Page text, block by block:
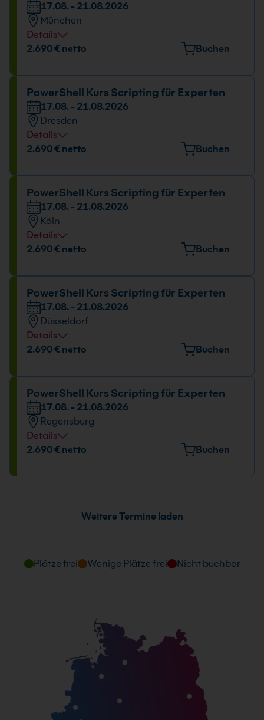
17.08. - 21.08.2026
09:00 - 16:00 Uhr
17.08. - 21.08.2026
München
Details
Veranstaltungsort
Datum und Uhrzeit
17.08. - 21.08.2026
09:00 - 16:00 Uhr
2.690 € netto Buchen
PowerShell Kurs Scripting für Experten
17.08. - 21.08.2026
Dresden
Details
Veranstaltungsort
Datum und Uhrzeit
17.08. - 21.08.2026
09:00 - 16:00 Uhr
2.690 € netto Buchen
PowerShell Kurs Scripting für Experten
17.08. - 21.08.2026
Köln
Details
Veranstaltungsort
Datum und Uhrzeit
17.08. - 21.08.2026
09:00 - 16:00 Uhr
2.690 € netto Buchen
PowerShell Kurs Scripting für Experten
17.08. - 21.08.2026
Düsseldorf
Details
Veranstaltungsort
Datum und Uhrzeit
17.08. - 21.08.2026
09:00 - 16:00 Uhr
2.690 € netto Buchen
PowerShell Kurs Scripting für Experten
17.08. - 21.08.2026
Regensburg
Details
Veranstaltungsort
17.08. - 21.08.2026
2.690 € netto Buchen
Weitere Termine laden
Plätze frei Wenige Plätze frei Nicht buchbar